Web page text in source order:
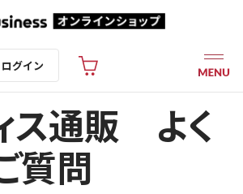
ログイン
ス通販 よく
質問